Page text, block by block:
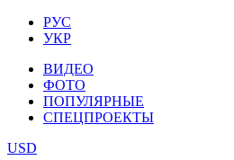
РУС
УКР
ВИДЕО
ФОТО
ПОПУЛЯРНЫЕ
СПЕЦПРОЕКТЫ
USD